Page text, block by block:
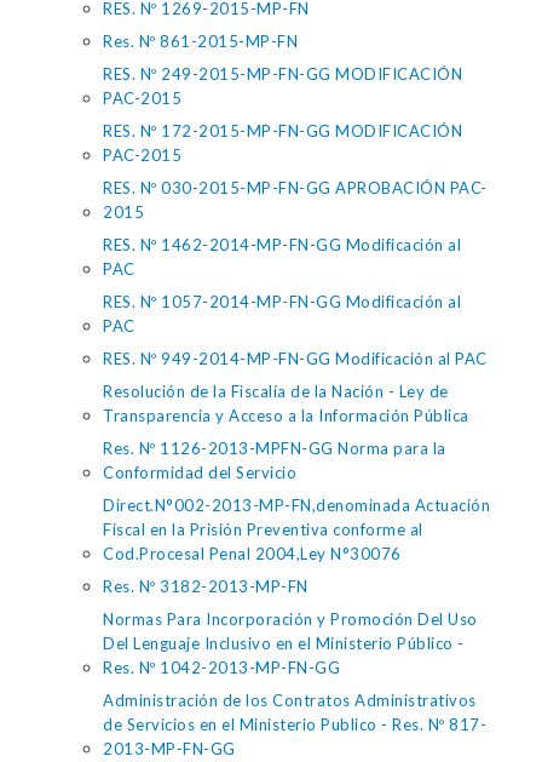
RES. Nº 1269-2015-MP-FN
Res. Nº 861-2015-MP-FN
RES. Nº 249-2015-MP-FN-GG MODIFICACIÓN
PAC-2015
RES. Nº 172-2015-MP-FN-GG MODIFICACIÓN
PAC-2015
RES. Nº 030-2015-MP-FN-GG APROBACIÓN PAC-
2015
RES. Nº 1462-2014-MP-FN-GG Modificación al
PAC
RES. Nº 1057-2014-MP-FN-GG Modificación al
PAC
RES. Nº 949-2014-MP-FN-GG Modificación al PAC
Resolución de la Fiscalía de la Nación - Ley de
Transparencia y Acceso a la Información Pública
Res. Nº 1126-2013-MPFN-GG Norma para la
Conformidad del Servicio
Direct.N°002-2013-MP-FN,denominada Actuación
Fiscal en la Prisión Preventiva conforme al
Cod.Procesal Penal 2004,Ley N°30076
Res. Nº 3182-2013-MP-FN
Normas Para Incorporación y Promoción Del Uso
Del Lenguaje Inclusivo en el Ministerio Público -
Res. Nº 1042-2013-MP-FN-GG
Administración de los Contratos Administrativos
de Servicios en el Ministerio Publico - Res. Nº 817-
2013-MP-FN-GG